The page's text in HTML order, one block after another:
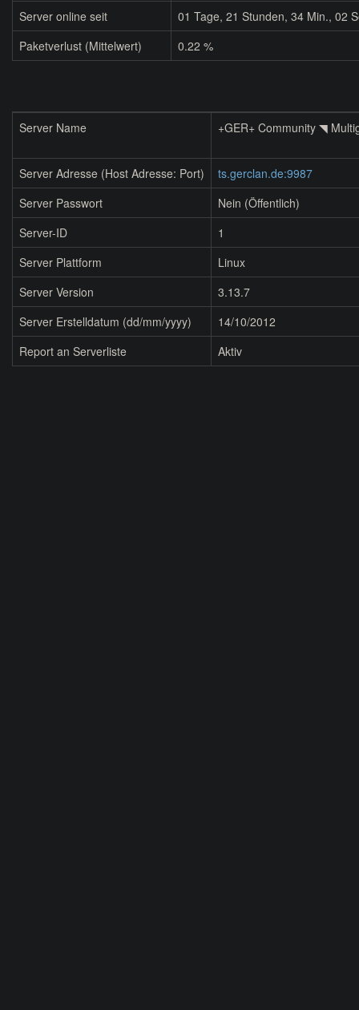
Server online seit
01 Tage, 21 Stunden, 34 Min., 02
Paketverlust (Mittelwert)
0.22 %
Server Name +GER+ Community ◥
Server Adresse (Host Adresse: Port)
ts.gerclan.de:9987
Server Passwort
Nein (Öffentlich)
Server-ID
1
Server Plattform
Linux
Server Version
3.13.7
Server Erstelldatum (dd/mm/yyyy)
14/10/2012
Report an Serverliste
Aktiv